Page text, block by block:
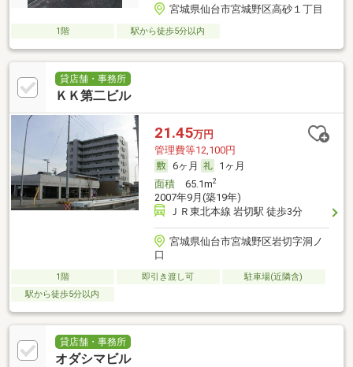
宮城県仙台市宮城野区高砂１丁目
1階 駅から徒歩5分以内
貸店舗・事務所
ＫＫ第二ビル
21.45万円
管理費等12,100円
6ヶ月
1ヶ月
面積65.1m2
2007年9月(築19年)
ＪＲ東北本線 岩切駅 徒歩3分
宮城県仙台市宮城野区岩切字洞ノ
口
1階 即引き渡し可
駐車場(近隣含)
駅から徒歩5分以内
貸店舗・事務所
オダシマビル